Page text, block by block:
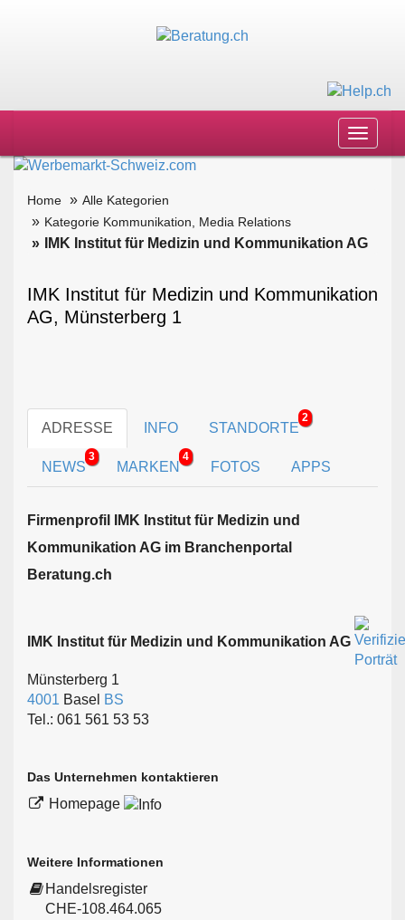
Toggle
Home
Alle Kategorien
Kategorie Kommunikation, Media Relations
IMK Institut für Medizin und Kommunikation AG
IMK Institut für Medizin und Kommunikation
AG, Münsterberg 1
ADRESSE INFO STANDORTE
2
NEWS
3
MARKEN
4
FOTOS APPS
Firmen­profil IMK Institut für Medizin und
Kommunikation AG im Branchen­portal
Beratung.ch
IMK Institut für Medizin und Kommunikation AG
Münsterberg 1
4001 Basel BS
Tel.: 061 561 53 53
Das Unternehmen kontaktieren
Homepage
Weitere Informationen
Handelsregister
CHE-108.464.065